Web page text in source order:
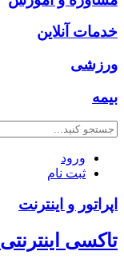
خدمات آنلاین
ورزشی
بیمه
ورود
ثبت نام
اپراتور و اینترنت
تاکسی اینترنتی